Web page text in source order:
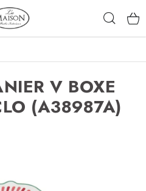
V BOXE
(A38987A)